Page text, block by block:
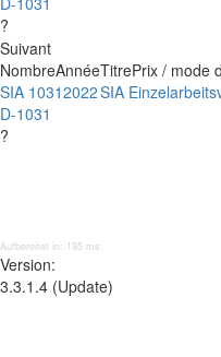
?
Suivant
NombreAnnéeTitrePrix / mode
SIA 1031
D-1031
?
2022SIA
Aufbereitet in: 195 ms;
Version:
3.3.1.4 (Update)